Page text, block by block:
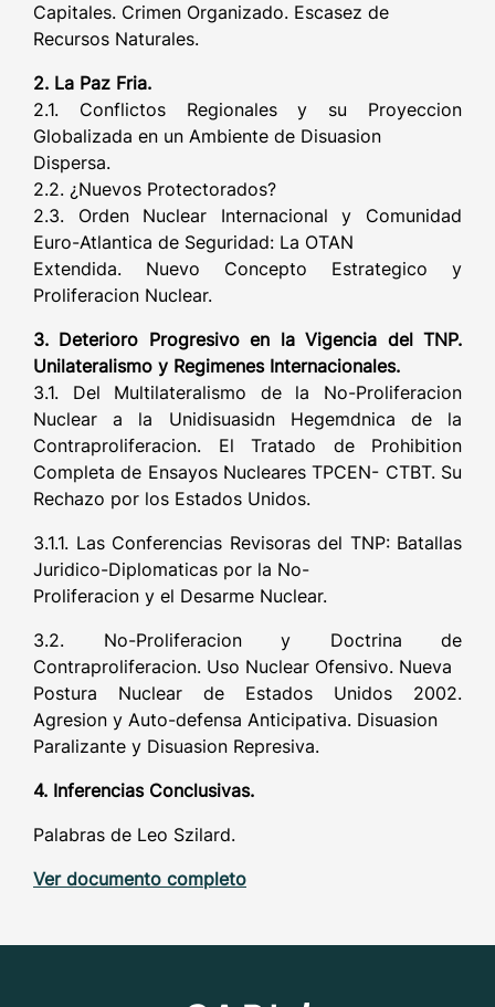
Capitales. Crimen Organizado. Escasez de
Recursos Naturales.
2. La Paz Fria.
2.1. Conflictos Regionales y su Proyeccion
Globalizada en un Ambiente de Disuasion
Dispersa.
2.2. ¿Nuevos Protectorados?
2.3. Orden Nuclear Internacional y Comunidad
Euro-Atlantica de Seguridad: La OTAN
Extendida. Nuevo Concepto Estrategico y
Proliferacion Nuclear.
3. Deterioro Progresivo en la Vigencia del TNP.
Unilateralismo y Regimenes Internacionales.
3.1. Del Multilateralismo de la No-Proliferacion
Nuclear a la Unidisuasidn Hegemdnica de la
Contraproliferacion. El Tratado de Prohibition
Completa de Ensayos Nucleares TPCEN- CTBT. Su
Rechazo por los Estados Unidos.
3.1.1. Las Conferencias Revisoras del TNP: Batallas
Juridico-Diplomaticas por la No-
Proliferacion y el Desarme Nuclear.
3.2. No-Proliferacion y Doctrina de
Contraproliferacion. Uso Nuclear Ofensivo. Nueva
Postura Nuclear de Estados Unidos 2002.
Agresion y Auto-defensa Anticipativa. Disuasion
Paralizante y Disuasion Represiva.
4. Inferencias Conclusivas.
Palabras de Leo Szilard.
Ver documento completo